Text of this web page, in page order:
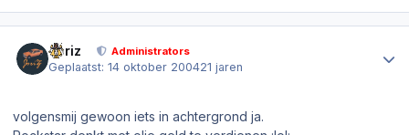
Joriz Administrators
Geplaatst:14 oktober 200421 jaren
volgensmij gewoon iets in achtergrond ja.